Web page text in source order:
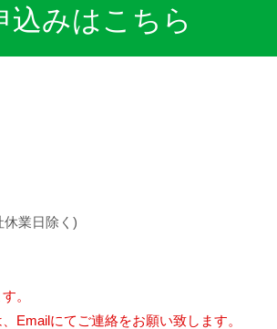
込みはこちら
業日除く)
。
Emailにてご連絡をお願い致します。